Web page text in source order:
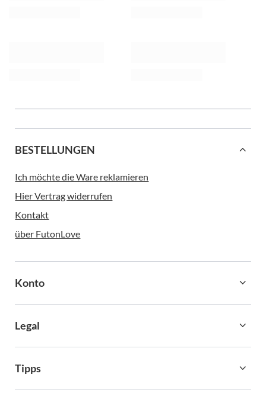
BESTELLUNGEN
Ich möchte die Ware reklamieren
Hier Vertrag widerrufen
Kontakt
über FutonLove
Konto
Legal
Tipps